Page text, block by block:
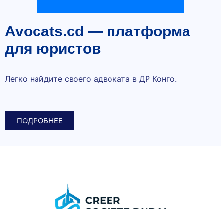
Avocats.cd — платформа
для юристов
Легко найдите своего адвоката в ДР Конго.
ПОДРОБНЕЕ